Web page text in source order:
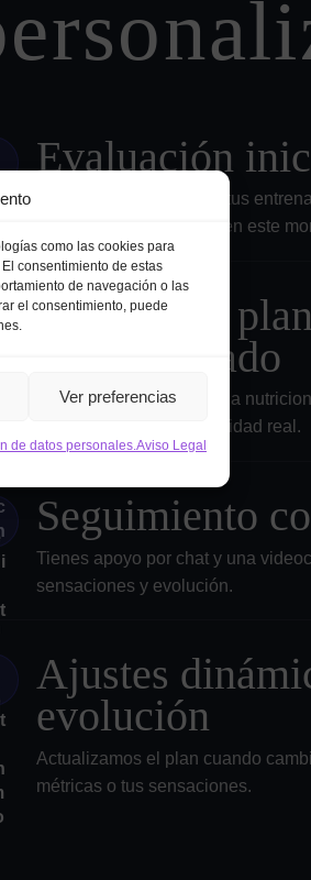
como las cookies para
consentimiento de estas
de navegación o las
el consentimiento, puede
Ver preferencias
de datos personales.Aviso Legal
Evaluación
Analizamos tu contexto, tus
entender qué necesitas en este
Diseño del
personalizado
Diseñamos una estrategia
sensaciones y disponibilidad real.
Seguimiento
Tienes apoyo por chat y una
sensaciones y evolución.
Ajustes
evolución
Actualizamos el plan cuando
métricas o tus sensaciones.